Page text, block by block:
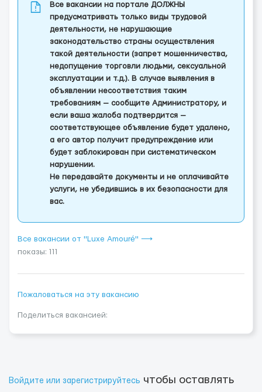
Все вакансии на портале ДОЛЖНЫ
предусматривать только виды трудовой
деятельности, не нарушающие
законодательство страны осуществления
такой деятельности (запрет мошенничества,
недопущение торговли людьми, сексуальной
эксплуатации и т.д.). В случае выявления в
объявлении несоответствия таким
требованиям — сообщите Администратору, и
если ваша жалоба подтвердится —
соответствующее объявление будет удалено,
а его автор получит предупреждение или
будет заблокирован при систематическом
нарушении.
Не передавайте документы и не оплачивайте
услуги, не убедившись в их безопасности для
вас.
Все вакансии от "Luxe Amouré" ⟶
показы: 111
Пожаловаться на эту вакансию
Поделиться вакансией:
Войдите или зарегистрируйтесь чтобы оставлять